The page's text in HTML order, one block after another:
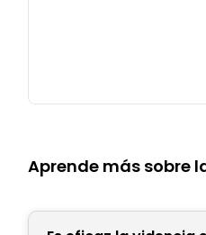
Aprende más sobre